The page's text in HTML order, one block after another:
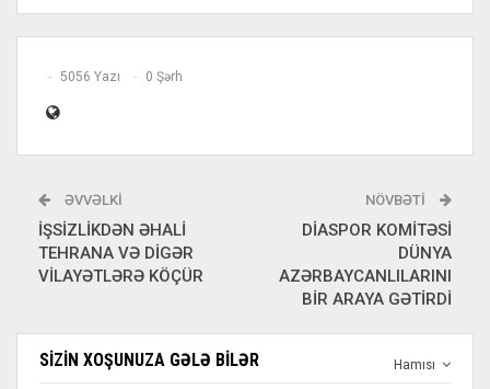
5056 Yazı 0 Şərh
ƏVVƏLKI
İŞSİZLİKDƏN ƏHALİ
TEHRANA VƏ DİGƏR
VİLAYƏTLƏRƏ KÖÇÜR
NÖVBƏTI
DİASPOR KOMİTƏSİ
DÜNYA
AZƏRBAYCANLILARINI
BİR ARAYA GƏTİRDİ
Hamısı
SIZIN XOŞUNUZA GƏLƏ BILƏR